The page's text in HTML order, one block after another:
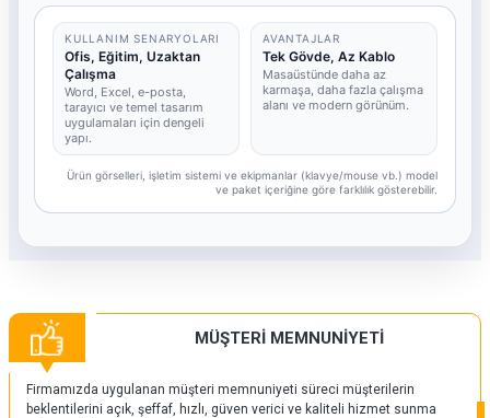
KULLANIM SENARYOLARI
Ofis, Eğitim, Uzaktan
Çalışma
Word, Excel, e-posta,
tarayıcı ve temel tasarım
uygulamaları için dengeli
yapı.
AVANTAJLAR
Tek Gövde, Az Kablo
Masaüstünde daha az
karmaşa, daha fazla çalışma
alanı ve modern görünüm.
Ürün görselleri, işletim sistemi ve ekipmanlar (klavye/mouse vb.) model
ve paket içeriğine göre farklılık gösterebilir.
MÜŞTERİ MEMNUNİYETİ
Firmamızda uygulanan müşteri memnuniyeti süreci müşterilerin
beklentilerini açık, şeffaf, hızlı, güven verici ve kaliteli hizmet sunma